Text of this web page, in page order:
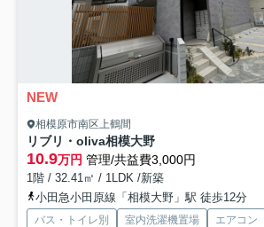
NEW
相模原市南区上鶴間
リブリ・oliva相模大野
10.9万円 管理/共益費3,000円
1階 / 32.41㎡ / 1LDK /新築
小田急小田原線「相模大野」駅 徒歩12分
バス・トイレ別 室内洗濯機置場 エアコン